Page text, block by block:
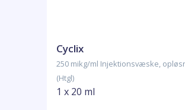
Cyclix
250 mikg/ml Injektionsvæske,
(Htgl)
1 x 20 ml